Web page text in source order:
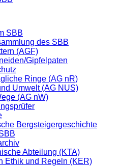
SBB
des SBB
(AGF)
Gipfelpaten
Ringe (AG nR)
Umwelt (AG NUS)
(AG nW)
Bergsteigergeschichte
Abteilung (KTA)
Ethik und Regeln (KER)